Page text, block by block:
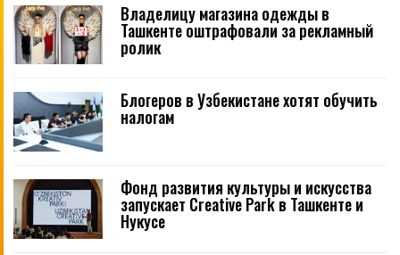
Владелицу магазина одежды в
Ташкенте оштрафовали за рекламный
ролик
Блогеров в Узбекистане хотят обучить
налогам
Фонд развития культуры и искусства
запускает Creative Park в Ташкенте и
Нукусе